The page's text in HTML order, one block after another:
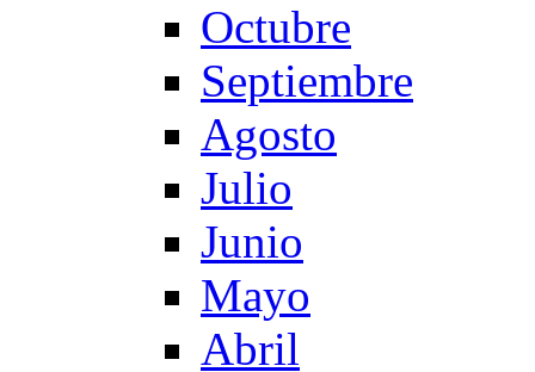
Octubre
Septiembre
Agosto
Julio
Junio
Mayo
Abril